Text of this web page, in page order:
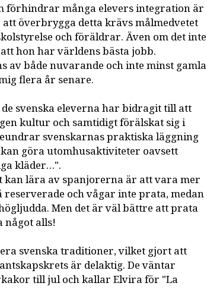
förhindrar många elevers integration är
överbrygga detta krävs målmedvetet
och föräldrar. Även om det inte
hon har världens bästa jobb.
av både nuvarande och inte minst gamla
flera år senare.
svenska eleverna har bidragit till att
kultur och samtidigt förälskat sig i
svenskarnas praktiska läggning
göra utomhusaktiviteter oavsett
kläder…".
kan lära av spanjorerna är att vara mer
reserverade och vågar inte prata, medan
Men det är väl bättre att prata
något alls!
svenska traditioner, vilket gjort att
är delaktig. De väntar
till jul och kallar Elvira för "La